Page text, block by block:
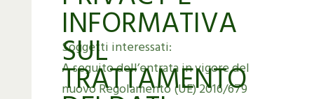
INFORMATIVA
SUL
TRATTAMENTO
Soggetti interessati:
A seguito dell’entrata in vigore del
nuovo Regolamento (UE) 2016/679